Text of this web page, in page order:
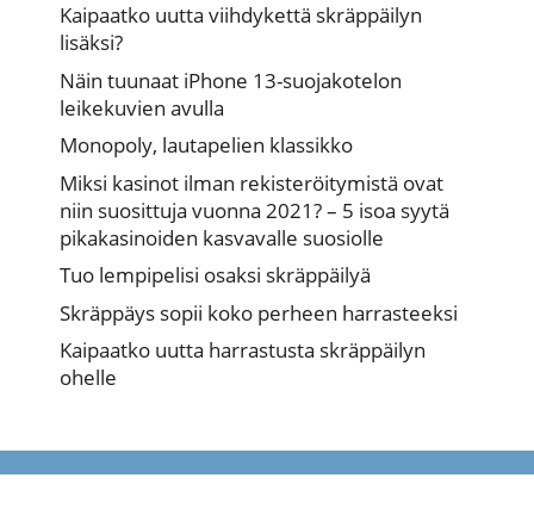
Kaipaatko uutta viihdykettä skräppäilyn
lisäksi?
Näin tuunaat iPhone 13-suojakotelon
leikekuvien avulla
Monopoly, lautapelien klassikko
Miksi kasinot ilman rekisteröitymistä ovat
niin suosittuja vuonna 2021? – 5 isoa syytä
pikakasinoiden kasvavalle suosiolle
Tuo lempipelisi osaksi skräppäilyä
Skräppäys sopii koko perheen harrasteeksi
Kaipaatko uutta harrastusta skräppäilyn
ohelle